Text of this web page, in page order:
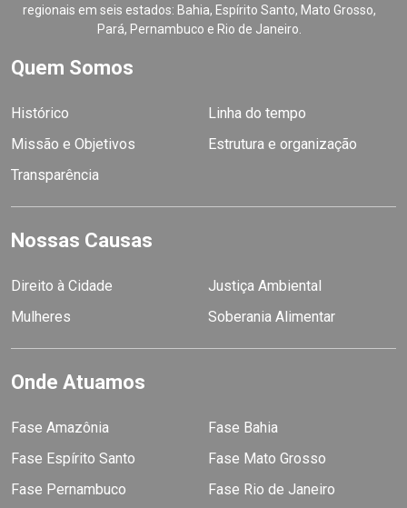
regionais em seis estados: Bahia, Espírito Santo, Mato Grosso,
Pará, Pernambuco e Rio de Janeiro.
Quem Somos
Histórico
Linha do tempo
Missão e Objetivos
Estrutura e organização
Transparência
Nossas Causas
Direito à Cidade
Justiça Ambiental
Mulheres
Soberania Alimentar
Onde Atuamos
Fase Amazônia
Fase Bahia
Fase Espírito Santo
Fase Mato Grosso
Fase Pernambuco
Fase Rio de Janeiro